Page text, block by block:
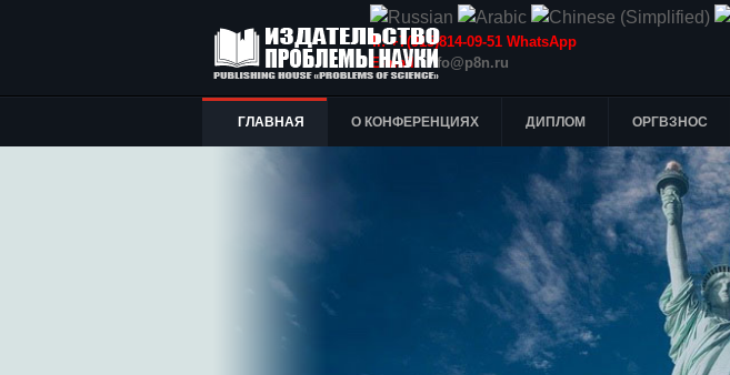
Т.: +7(915)814-09-51 WhatsApp
E-mail:info@p8n.ru
ГЛАВНАЯ О КОНФЕРЕНЦИЯХ ДИПЛОМ ОРГВЗНОС